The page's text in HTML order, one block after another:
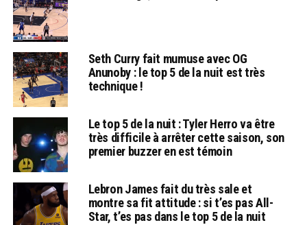
Seth Curry fait mumuse avec OG
Anunoby : le top 5 de la nuit est très
technique !
Le top 5 de la nuit : Tyler Herro va être
très difficile à arrêter cette saison, son
premier buzzer en est témoin
Lebron James fait du très sale et
montre sa fit attitude : si t’es pas All-
Star, t’es pas dans le top 5 de la nuit